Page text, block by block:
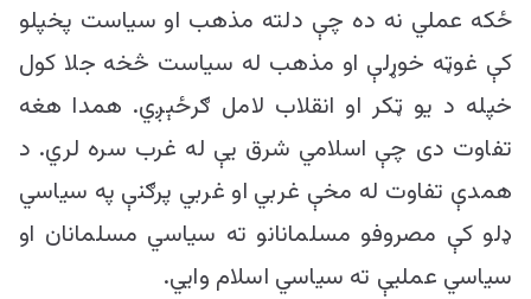
ځکه عملي نه ده چې دلته مذهب او سیاست پخپلو
کې غوټه خوړلې او مذهب له سیاست څخه جلا کول
خپله د یو ټکر او انقلاب لامل ګرځېږي. همدا هغه
تفاوت دی چې اسلامي شرق یې له غرب سره لري. د
همدې تفاوت له مخې غربي او غربي پرګنې په سیاسي
ډلو کې مصروفو مسلمانانو ته سیاسي مسلمانان او
سیاسي عمليې ته سیاسي اسلام وایي.